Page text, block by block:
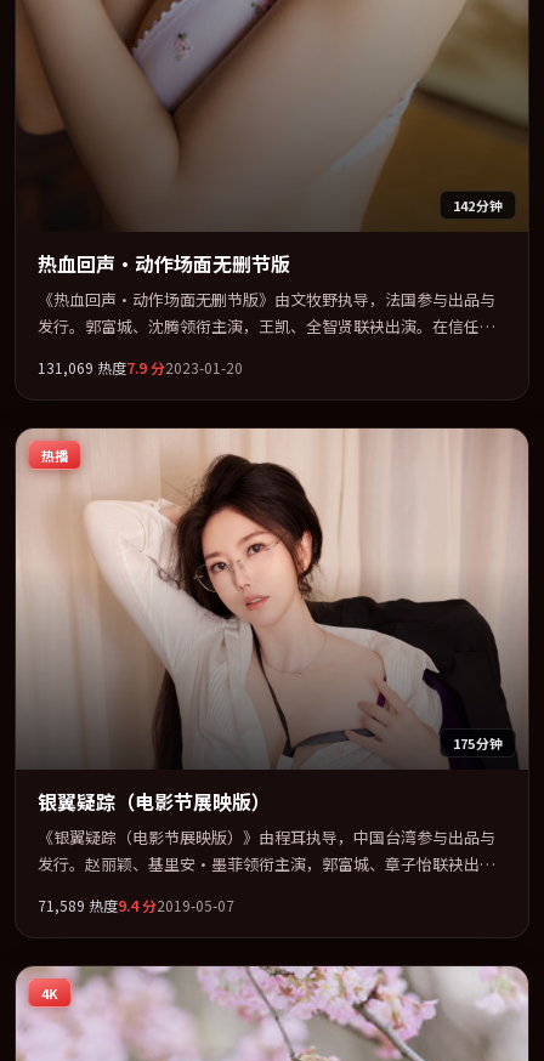
142分钟
热血回声·动作场面无删节版
《热血回声·动作场面无删节版》由文牧野执导，法国参与出品与
发行。郭富城、沈腾领衔主演，王凯、全智贤联袂出演。在信任崩
事、表演与视听上力求统一。定于 2023-05-06 在内地院线及主流平
台同步亮相，2023 年度话题片中口碑稳健，适合喜欢强情节与人物
弧光的观众完整观看。
131,069 热度7.9分2023-01-20
热播
175分钟
银翼疑踪（电影节展映版）
《银翼疑踪（电影节展映版）》由程耳执导，中国台湾参与出品与
发行。赵丽颖、基里安·墨菲领衔主演，郭富城、章子怡联袂出
类型为骨架，在叙事、表演与视听上力求统一。定于 2019-03-24 在
内地院线及主流平台同步亮相，2019 年度话题片中口碑稳健，适合
喜欢强情节与人物弧光的观众完整观看。
71,589 热度9.4分2019-05-07
4K